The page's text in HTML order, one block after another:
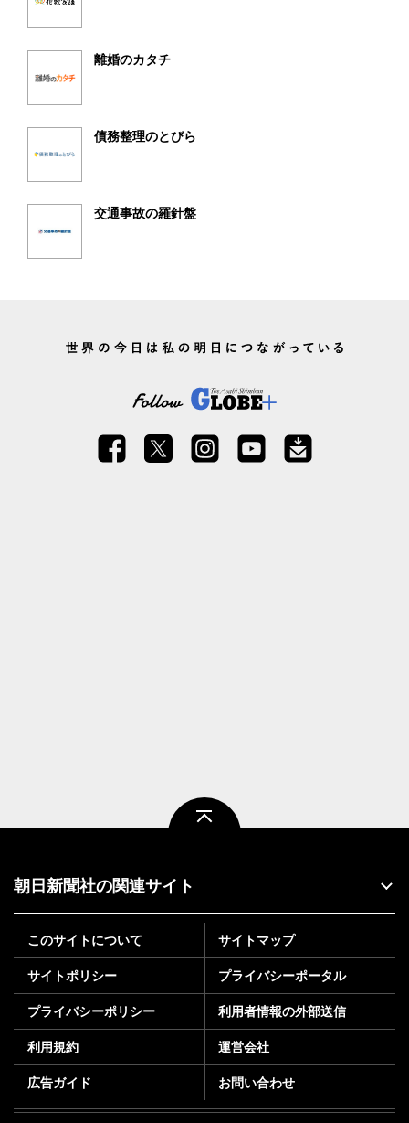
離婚のカタチ
債務整理のとびら
交通事故の羅針盤
朝日新聞社の関連サイト
このサイトについて サイトマップ
サイトポリシー プライバシーポータル
プライバシーポリシー 利用者情報の外部送信
利用規約 運営会社
広告ガイド お問い合わせ